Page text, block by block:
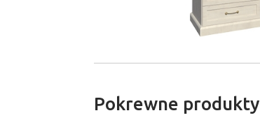
Pokrewne produkty